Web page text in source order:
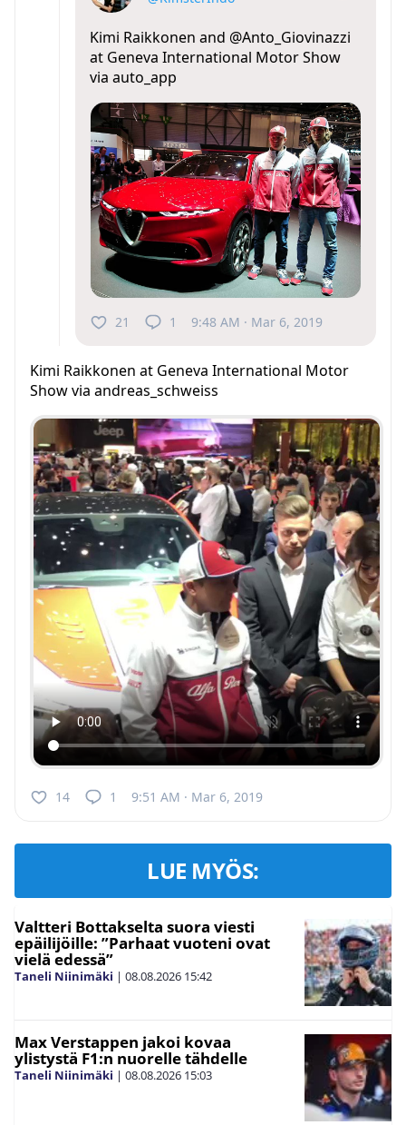
Kimi Raikkonen and @Anto_Giovinazzi
at Geneva International Motor Show
via auto_app
21 1 9:48 AM · Mar 6, 2019
Kimi Raikkonen at Geneva International Motor
Show via andreas_schweiss
14 1 9:51 AM · Mar 6, 2019
LUE MYÖS:
Valtteri Bottakselta suora viesti
epäilijöille: ”Parhaat vuoteni ovat
vielä edessä”
Taneli Niinimäki | 08.08.2026 15:42
Max Verstappen jakoi kovaa
ylistystä F1:n nuorelle tähdelle
Taneli Niinimäki | 08.08.2026 15:03